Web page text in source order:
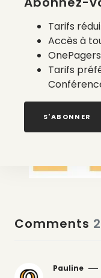
Comments 2
Pauline
Tarifs
Accès à
Tarifs
S'ABONNER